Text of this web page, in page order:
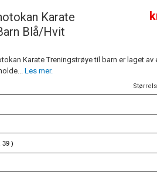
Karate
Blå/Hvit
Karate Treningstrøye til barn er laget av
Les mer.